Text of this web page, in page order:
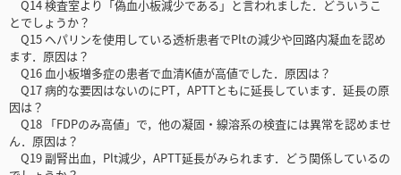
Q14 検査室より「偽血小板減少である」と言われました．どういうこ
とでしょうか？
Q15 ヘパリンを使用している透析患者でPltの減少や回路内凝血を認め
ます．原因は？
Q16 血小板増多症の患者で血清K値が高値でした．原因は？
Q17 病的な要因はないのにPT，APTTともに延長しています．延長の原
因は？
Q18 「FDPのみ高値」で，他の凝固・線溶系の検査には異常を認めませ
ん．原因は？
Q19 副腎出血，Plt減少，APTT延長がみられます．どう関係しているの